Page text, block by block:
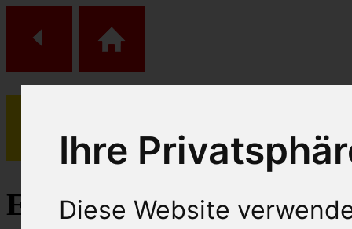
Ihre
Diese Website
(0)
Einkaufs Wagen